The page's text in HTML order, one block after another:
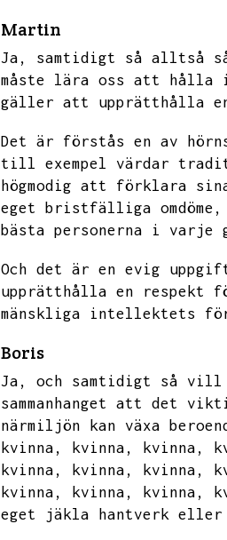
Martin
Ja, samtidigt så alltså
måste lära oss att hålla
gäller att upprätthålla
Det är förstås en av
till exempel värdar
högmodig att förklara
eget bristfälliga omdöme,
bästa personerna i varje
Och det är en evig
upprätthålla en respekt
mänskliga intellektets
Boris
Ja,
och samtidigt så vill
sammanhanget att det
närmiljön kan växa
kvinna,
kvinna, kvinna,
kvinna,
kvinna, kvinna,
kvinna,
kvinna, kvinna,
eget jäkla hantverk eller